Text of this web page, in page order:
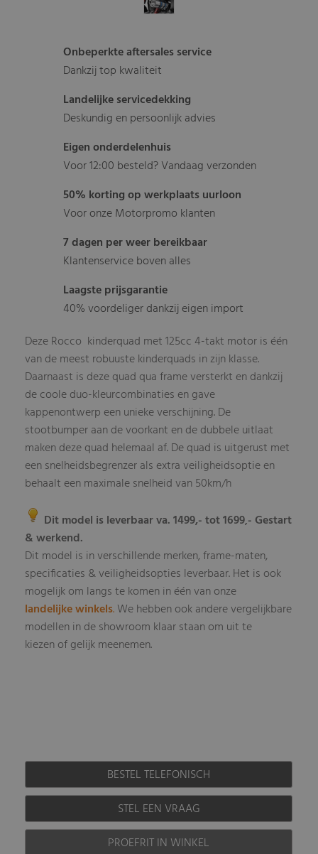
Onbeperkte aftersales service
Dankzij top kwaliteit
Landelijke servicedekking
Deskundig en persoonlijk advies
Eigen onderdelenhuis
Voor 12:00 besteld? Vandaag verzonden
50% korting op werkplaats uurloon
Voor onze Motorpromo klanten
7 dagen per weer bereikbaar
Klantenservice boven alles
Laagste prijsgarantie
40% voordeliger dankzij eigen import
Deze Rocco kinderquad met 125cc 4-takt motor is één
van de meest robuuste kinderquads in zijn klasse.
Daarnaast is deze quad qua frame versterkt en dankzij
de coole duo-kleurcombinaties en gave
kappenontwerp een unieke verschijning. De
stootbumper aan de voorkant en de dubbele uitlaat
maken deze quad helemaal af. De quad is uitgerust met
een snelheidsbegrenzer als extra veiligheidsoptie en
behaalt een maximale snelheid van 50km/h
Dit model is leverbaar va. 1499,- tot 1699,- Gestart
& werkend.
Dit model is in verschillende merken, frame-maten,
specificaties & veiligheidsopties leverbaar. Het is ook
mogelijk om langs te komen in één van onze
landelijke winkels.We hebben ook andere vergelijkbare
modellen in de showroom klaar staan om uit te
kiezen of gelijk meenemen.
BESTEL TELEFONISCH
STEL EEN VRAAG
PROEFRIT IN WINKEL